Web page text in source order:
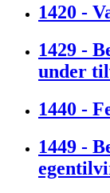
1420 -
1429 -
under
1440 -
1449 -